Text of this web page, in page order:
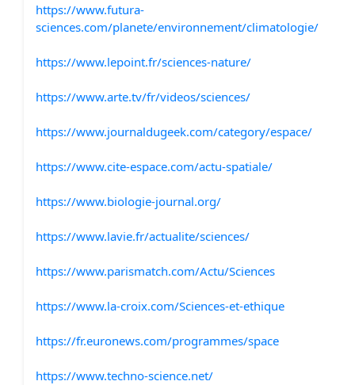
https://www.futura-
sciences.com/planete/environnement/climatologie/
https://www.lepoint.fr/sciences-nature/
https://www.arte.tv/fr/videos/sciences/
https://www.journaldugeek.com/category/espace/
https://www.cite-espace.com/actu-spatiale/
https://www.biologie-journal.org/
https://www.lavie.fr/actualite/sciences/
https://www.parismatch.com/Actu/Sciences
https://www.la-croix.com/Sciences-et-ethique
https://fr.euronews.com/programmes/space
https://www.techno-science.net/